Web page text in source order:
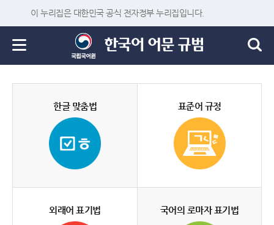
이 누리집은 대한민국 공식 전자정부 누리집입니다.
한글 맞춤법 표준어 규정
외래어 표기법 국어의 로마자 표기법